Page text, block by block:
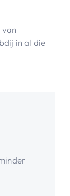
van
in al die